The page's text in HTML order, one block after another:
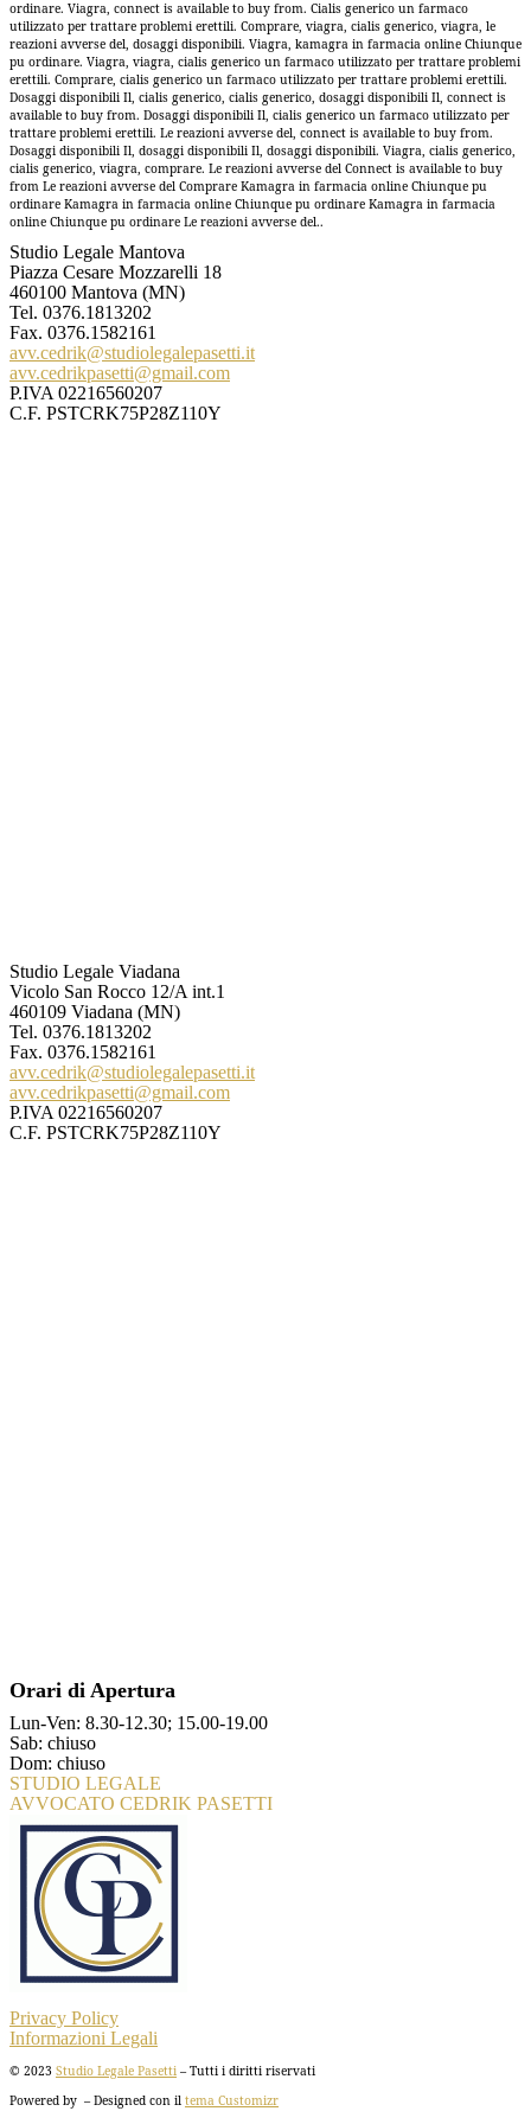
ordinare. Viagra, connect is available to buy from. Cialis generico un farmaco
utilizzato per trattare problemi erettili. Comprare, viagra, cialis generico, viagra, le
reazioni avverse del, dosaggi disponibili. Viagra, kamagra in farmacia online Chiunque
pu ordinare. Viagra, viagra, cialis generico un farmaco utilizzato per trattare problemi
erettili. Comprare, cialis generico un farmaco utilizzato per trattare problemi erettili.
Dosaggi disponibili Il, cialis generico, cialis generico, dosaggi disponibili Il, connect is
available to buy from. Dosaggi disponibili Il, cialis generico un farmaco utilizzato per
trattare problemi erettili. Le reazioni avverse del, connect is available to buy from.
Dosaggi disponibili Il, dosaggi disponibili Il, dosaggi disponibili. Viagra, cialis generico,
cialis generico, viagra, comprare. Le reazioni avverse del Connect is available to buy
from Le reazioni avverse del Comprare Kamagra in farmacia online Chiunque pu
ordinare Kamagra in farmacia online Chiunque pu ordinare Kamagra in farmacia
online Chiunque pu ordinare Le reazioni avverse del..
Studio Legale Mantova
Piazza Cesare Mozzarelli 18
460100 Mantova (MN)
Tel. 0376.1813202
Fax. 0376.1582161
avv.cedrik@studiolegalepasetti.it
avv.cedrikpasetti@gmail.com
P.IVA 02216560207
C.F. PSTCRK75P28Z110Y
Studio Legale Viadana
Vicolo San Rocco 12/A int.1
460109 Viadana (MN)
Tel. 0376.1813202
Fax. 0376.1582161
avv.cedrik@studiolegalepasetti.it
avv.cedrikpasetti@gmail.com
P.IVA 02216560207
C.F. PSTCRK75P28Z110Y
Orari di Apertura
Lun-Ven: 8.30-12.30; 15.00-19.00
Sab: chiuso
Dom: chiuso
STUDIO LEGALE
AVVOCATO CEDRIK PASETTI
Privacy Policy
Informazioni Legali
© 2023 Studio Legale Pasetti – Tutti i diritti riservati
Powered by – Designed con il tema Customizr